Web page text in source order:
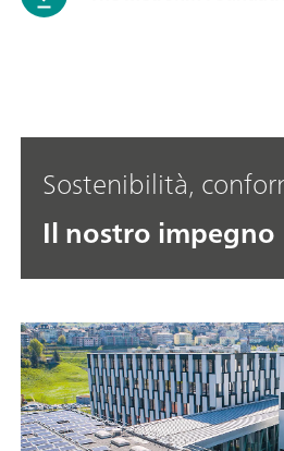
Sostenibilità,
Il nostro impegno